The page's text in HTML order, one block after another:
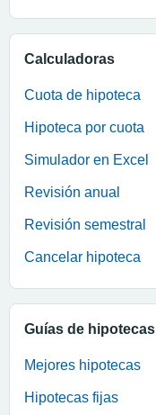
Calculadoras
Cuota de hipoteca
Hipoteca por cuota
Simulador en Excel
Revisión anual
Revisión semestral
Cancelar hipoteca
Guías de hipotecas
Mejores hipotecas
Hipotecas fijas